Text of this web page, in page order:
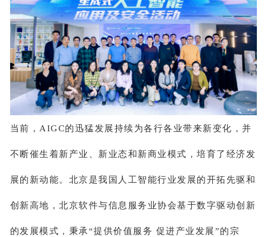
当前，AIGC的迅猛发展持续为各行各业带来新变化，并
不断催生着新产业、新业态和新商业模式，培育了经济发
展的新动能。北京是我国人工智能行业发展的开拓先驱和
创新高地，北京软件与信息服务业协会基于数字驱动创新
的发展模式，秉承“提供价值服务 促进产业发展”的宗